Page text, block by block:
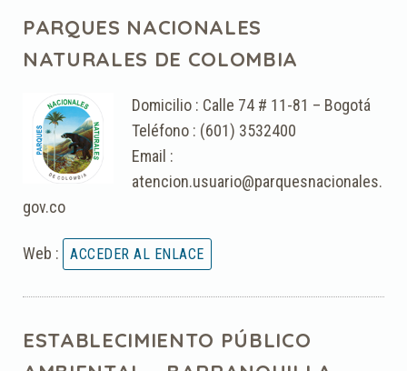
PARQUES NACIONALES
NATURALES DE COLOMBIA
Domicilio : Calle 74 # 11-81 – Bogotá
Teléfono : (601) 3532400
Email :
atencion.usuario@parquesnacionales.
gov.co
Web :
ESTABLECIMIENTO PÚBLICO